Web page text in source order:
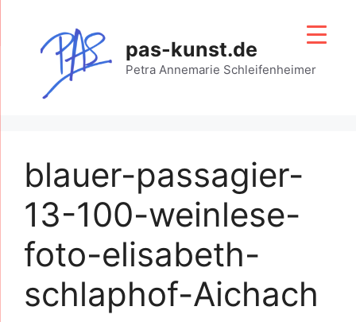
springen
pas-kunst.de
Petra Annemarie Schleifenheimer
blauer-passagier-
13-100-weinlese-
foto-elisabeth-
schlaphof-Aichach